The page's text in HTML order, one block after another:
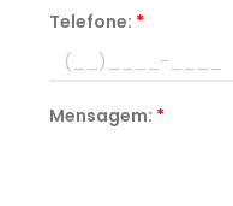
Telefone: *
Mensagem: *